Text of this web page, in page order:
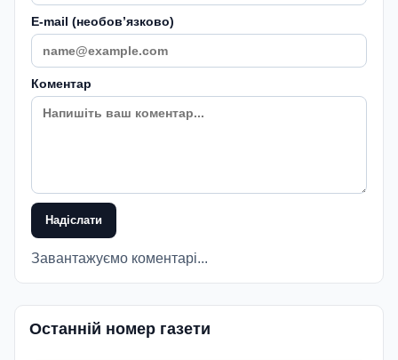
E-mail (необовʼязково)
Коментар
Надіслати
Завантажуємо коментарі...
Останній номер газети